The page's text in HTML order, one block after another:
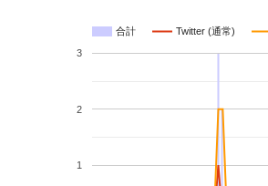
合計 Twitter (通常)
1
2
3